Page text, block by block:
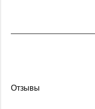
Отзывы